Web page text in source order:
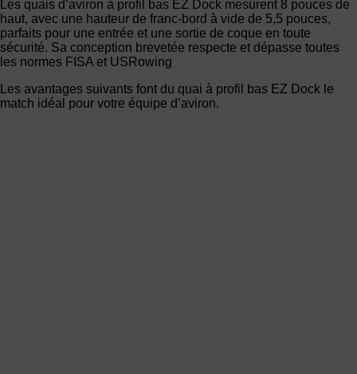
Les quais d’aviron à profil bas EZ Dock mesurent 8 pouces de
haut, avec une hauteur de franc-bord à vide de 5,5 pouces,
parfaits pour une entrée et une sortie de coque en toute
sécurité. Sa conception brevetée respecte et dépasse toutes
les normes FISA et USRowing
Les avantages suivants font du quai à profil bas EZ Dock le
match idéal pour votre équipe d’aviron.